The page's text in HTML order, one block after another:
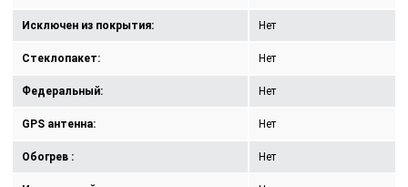
Исключен из покрытия: Нет
Стеклопакет: Нет
Федеральный: Нет
GPS антенна: Нет
Обогрев : Нет